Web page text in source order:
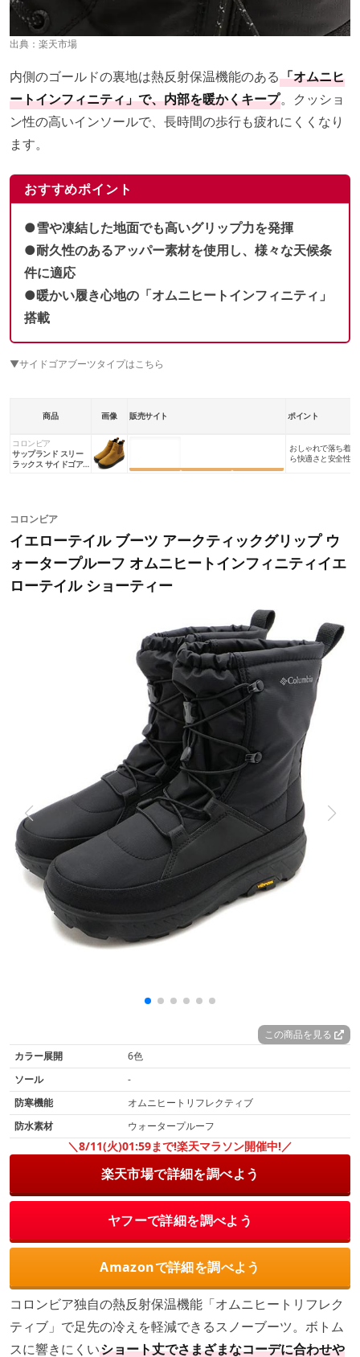
出典： 楽天市場
内側のゴールドの裏地は熱反射保温機能のある「オムニヒ
ートインフィニティ」で、内部を暖かくキープ。クッショ
ン性の高いインソールで、長時間の歩行も疲れにくくなり
ます。
おすすめポイント
●雪や凍結した地面でも高いグリップ力を発揮
●耐久性のあるアッパー素材を使用し、様々な天候条
件に適応
●暖かい履き心地の「オムニヒートインフィニティ」
搭載
▼サイドゴアブーツタイプはこちら
商品 画像 販売サイト ポイント
コロンビア
サップランド スリー
ラックス サイドゴア
おしゃれで落ち着
ら快適さと安全性を
コロンビア
イエローテイル ブーツ アークティックグリップ ウ
ォータープルーフ オムニヒートインフィニティイエ
ローテイル ショーティー
この商品を見る
カラー展開
6色
ソール
-
防寒機能
オムニヒートリフレクティブ
防水素材
ウォータープルーフ
＼8/11(火)01:59まで!楽天マラソン開催中!／
楽天市場で詳細を調べよう
ヤフーで詳細を調べよう
Amazonで詳細を調べよう
コロンビア独自の熱反射保温機能「オムニヒートリフレク
ティブ」で足先の冷えを軽減できるスノーブーツ。ボトム
スに響きにくいショート丈でさまざまなコーデに合わせや